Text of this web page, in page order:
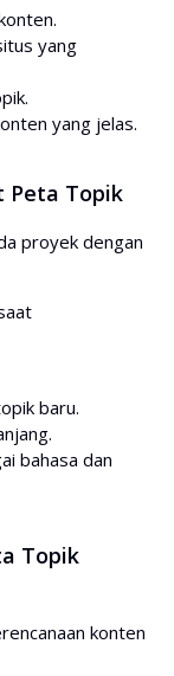
yang
yang jelas.
Peta Topik
proyek dengan
baru.
bahasa dan
Topik
konten